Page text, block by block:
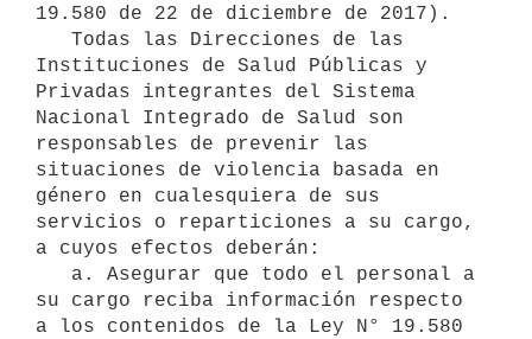
19.580 de 22 de diciembre de 2017).
Instituciones de Salud Públicas y
Privadas integrantes del Sistema
Nacional Integrado de Salud son
responsables de prevenir las
situaciones de violencia basada en
género en cualesquiera de sus
servicios o reparticiones a su cargo,
a cuyos efectos deberán:
su cargo reciba información respecto
a los contenidos de la Ley N° 19.580